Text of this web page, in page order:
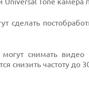
сделать
снимать
снизить частоту до